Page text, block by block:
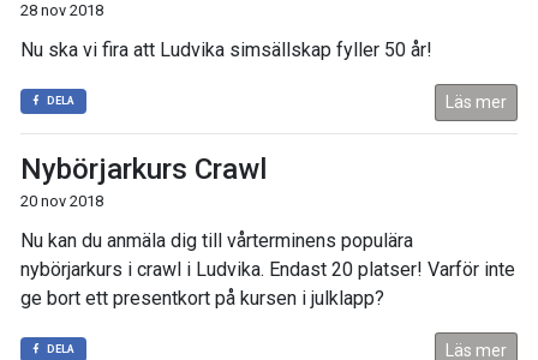
28 nov 2018
Nu ska vi fira att Ludvika simsällskap fyller 50 år!
DELA Läs mer
Nybörjarkurs Crawl
20 nov 2018
Nu kan du anmäla dig till vårterminens populära
nybörjarkurs i crawl i Ludvika. Endast 20 platser! Varför inte
ge bort ett presentkort på kursen i julklapp?
DELA Läs mer